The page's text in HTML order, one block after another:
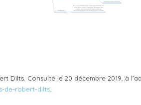
Dilts. Consulté le 20 décembre 2019, à
de-robert-dilts